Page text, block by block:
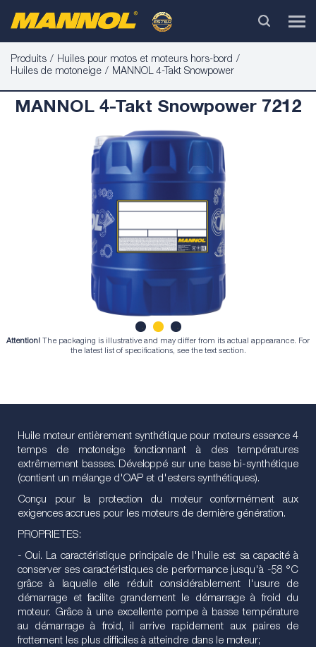
Produits
Huiles pour motos et moteurs hors-bord
Huiles de motoneige
MANNOL 4-Takt Snowpower
MANNOL 4-Takt Snowpower 7212
1 3
Attention! The packaging is illustrative and may differ from its actual appearance. For
the latest list of specifications, see the text section.
Huile moteur entièrement synthétique pour moteurs essence 4
temps de motoneige fonctionnant à des températures
extrêmement basses. Développé sur une base bi-synthétique
(contient un mélange d'OAP et d'esters synthétiques).
Conçu pour la protection du moteur conformément aux
exigences accrues pour les moteurs de dernière génération.
PROPRIETES:
- Oui. La caractéristique principale de l'huile est sa capacité à
conserver ses caractéristiques de performance jusqu'à -58 °C
grâce à laquelle elle réduit considérablement l'usure de
démarrage et facilite grandement le démarrage à froid du
moteur. Grâce à une excellente pompe à basse température
au démarrage à froid, il arrive rapidement aux paires de
frottement les plus difficiles à atteindre dans le moteur;